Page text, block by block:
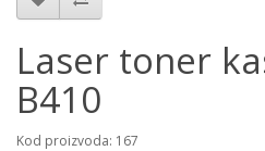
Laser toner
B410
Kod proizvoda: 167